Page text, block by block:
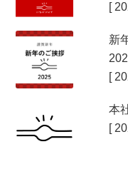
[
新
[
本
[